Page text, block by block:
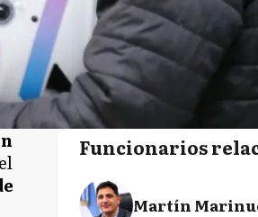
Funcionarios
Martín